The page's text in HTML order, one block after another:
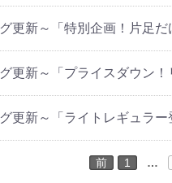
更新～「特別企画！片足だ
更新～「プライスダウン！
更新～「ライトレギュラー
前 1 …